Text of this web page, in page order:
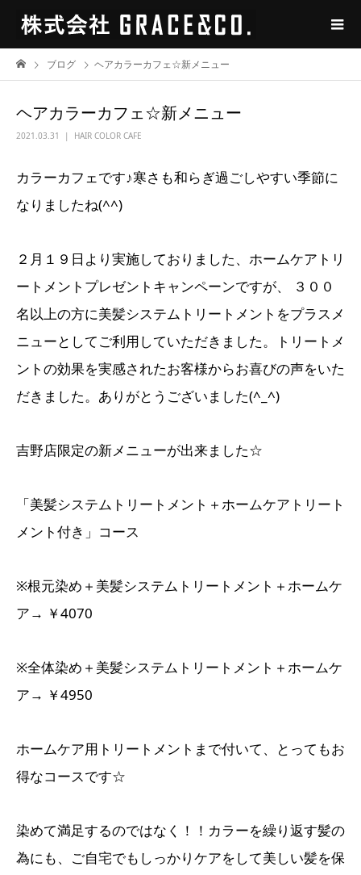
ブログ ヘアカラーカフェ☆新メニュー
ヘアカラーカフェ☆新メニュー
2021.03.31 HAIR COLOR CAFE
カラーカフェです♪寒さも和らぎ過ごしやすい季節に
なりましたね(^^)
２月１９日より実施しておりました、ホームケアトリ
ートメントプレゼントキャンペーンですが、 ３００
名以上の方に美髪システムトリートメントをプラスメ
ニューとしてご利用していただきました。トリートメ
ントの効果を実感されたお客様からお喜びの声をいた
だきました。ありがとうございました(^_^)
吉野店限定の新メニューが出来ました☆
「美髪システムトリートメント＋ホームケアトリート
メント付き」コース
※根元染め＋美髪システムトリートメント＋ホームケ
ア→ ￥4070
※全体染め＋美髪システムトリートメント＋ホームケ
ア→ ￥4950
ホームケア用トリートメントまで付いて、とってもお
得なコースです☆
染めて満足するのではなく！！カラーを繰り返す髪の
為にも、ご自宅でもしっかりケアをして美しい髪を保